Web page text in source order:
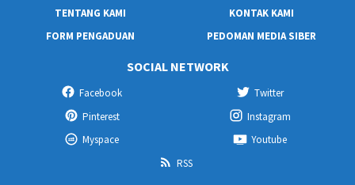
TENTANG KAMI
KONTAK KAMI
FORM PENGADUAN
PEDOMAN MEDIA SIBER
SOCIAL NETWORK
Facebook
Twitter
Pinterest
Instagram
Myspace
Youtube
RSS